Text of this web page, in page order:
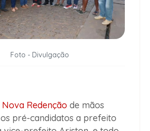
Foto - Divulgação
Nova Redenção de mãos
pré-candidatos a prefeito